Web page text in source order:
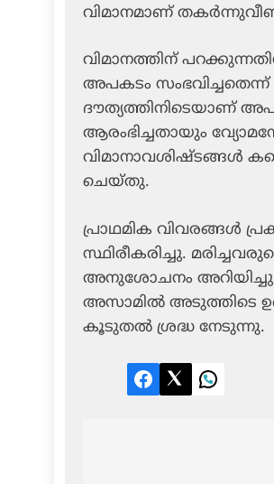
വിമാനമാണ്
വിമാനത്തിന്
അപകടം
ദൗത്യത്തിനിടെയാണ്
ആരംഭിച്ചതായും
വിമാനാവശിഷ്ടങ്ങൾ
ചെയ്തു.
പ്രാഥമിക വിവരങ്ങൾ
സ്ഥിരീകരിച്ചു.
അനുശോചനം അറിയിച്ചു.
അസാമിൽ അടുത്തിടെ
കൂടുതൽ ശ്രദ്ധ നേടുന്നു.
Facebook
TwitterLinkedIn